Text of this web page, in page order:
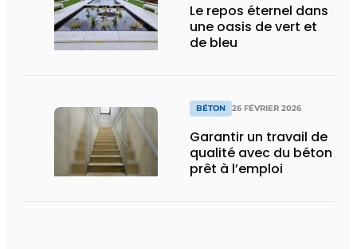
Le repos éternel dans
une oasis de vert et
de bleu
BÉTON 26 FÉVRIER 2026
Garantir un travail de
qualité avec du béton
prêt à l’emploi